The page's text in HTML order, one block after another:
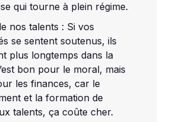
qui tourne à plein régime.
nos talents : Si vos
se sentent soutenus, ils
plus longtemps dans la
bon pour le moral, mais
les finances, car le
et la formation de
talents, ça coûte cher.